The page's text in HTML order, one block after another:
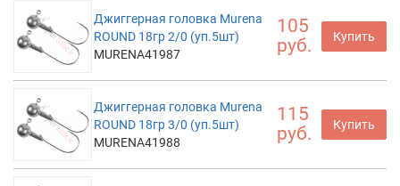
Джиггерная головка Murena
ROUND 18гр 2/0 (уп.5шт)
MURENA41987
105
руб.
Купить
Джиггерная головка Murena
ROUND 18гр 3/0 (уп.5шт)
MURENA41988
115
руб.
Купить